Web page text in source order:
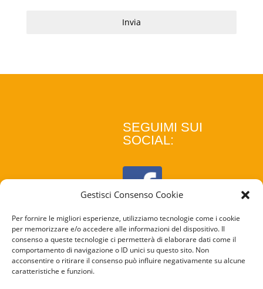
Gestisci Consenso Cookie
Per fornire le migliori esperienze, utilizziamo tecnologie come i cookie
per memorizzare e/o accedere alle informazioni del dispositivo. Il
consenso a queste tecnologie ci permetterà di elaborare dati come il
comportamento di navigazione o ID unici su questo sito. Non
acconsentire o ritirare il consenso può influire negativamente su alcune
caratteristiche e funzioni.
Invia
SEGUIMI SUI
SOCIAL: